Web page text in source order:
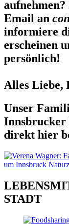
Email an
informiere
erscheinen
persönlich!
Alles Liebe,
Unser
Innsbrucker
direkt hier
STADT